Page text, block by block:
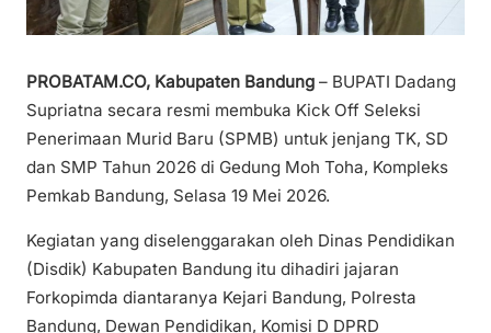
PROBATAM.CO, Kabupaten Bandung – BUPATI Dadang
Supriatna secara resmi membuka Kick Off Seleksi
Penerimaan Murid Baru (SPMB) untuk jenjang TK, SD
dan SMP Tahun 2026 di Gedung Moh Toha, Kompleks
Pemkab Bandung, Selasa 19 Mei 2026.
Kegiatan yang diselenggarakan oleh Dinas Pendidikan
(Disdik) Kabupaten Bandung itu dihadiri jajaran
Forkopimda diantaranya Kejari Bandung, Polresta
Bandung, Dewan Pendidikan, Komisi D DPRD